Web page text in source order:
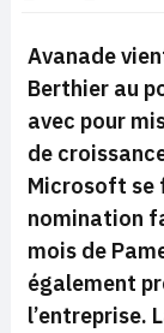
Avanade
Berthier au
avec pour
de
Microsoft se
nomination
mois de
également
l’entreprise.